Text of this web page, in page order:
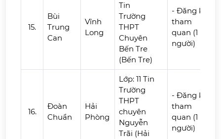
15.
Bùi
Trung
Can
Vĩnh
Long
Tin
Trường
THPT
Chuyên
Bến Tre
(Bến Tre)
- Đăng ký
tham
quan (1
người)
16.
Đoàn
Chuẩn
Hải
Phòng
Lớp: 11 Tin
Trường
THPT
chuyên
Nguyễn
Trãi (Hải
- Đăng ký
tham
quan (1
người)